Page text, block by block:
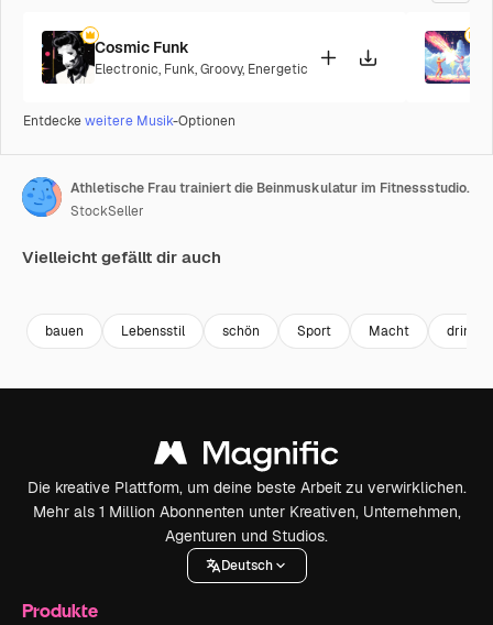
Cosmic Funk
Electronic, Funk,Groovy, Energetic
Entdeckeweitere Musik-Optionen
Athletische Frau trainiert die Beinmuskulatur im Fitnessstudio.
StockSeller
Vielleicht gefällt dir auch
bauen Lebensstil schön Sport Macht drinnen
Die kreative Plattform, um deine beste Arbeit zu verwirklichen.
Mehr als 1 Million Abonnenten unter Kreativen, Unternehmen,
Agenturen und Studios.
Deutsch
Produkte